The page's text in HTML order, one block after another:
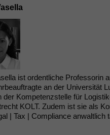
ist ordentliche Professorin
an der Universität
der Kompetenzstelle für
KOLT. Zudem ist sie als
| Tax | Compliance anwaltlich